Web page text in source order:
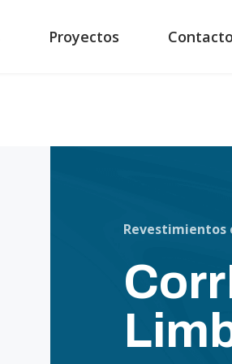
Proyectos Contacto
Revestimientos